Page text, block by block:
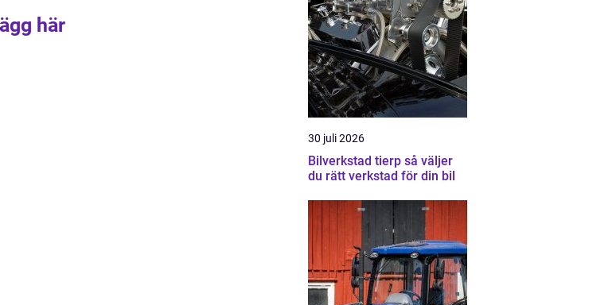
här
30 juli 2026
Bilverkstad tierp så väljer
du rätt verkstad för din bil